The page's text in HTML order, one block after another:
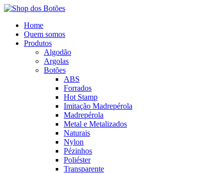
Home
Quem somos
Produtos
Algodão
Argolas
Botões
ABS
Forrados
Hot Stamp
Imitação Madrepérola
Madrepérola
Metal e Metalizados
Naturais
Nylon
Pézinhos
Poliéster
Transparente